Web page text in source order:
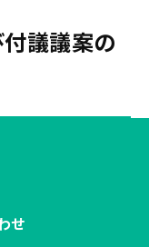
議議案の
せ